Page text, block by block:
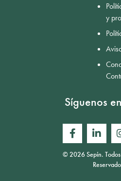
y
Síguenos
© 2026 Sepín.